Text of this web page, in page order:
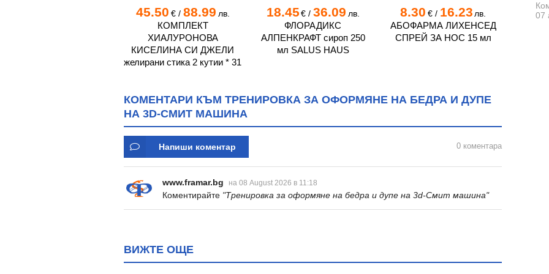
45.50 €/ 88.99 лв.
КОМПЛЕКТ
ХИАЛУРОНОВА
КИСЕЛИНА СИ ДЖЕЛИ
желирани стика 2 кутии * 31
18.45 € /36.09 лв.
ФЛОРАДИКС
АЛПЕНКРАФТ сироп 250
мл SALUS HAUS
8.30 €/ 16.23 лв.
АБОФАРМА ЛИХЕНСЕД
СПРЕЙ ЗА НОС 15 мл
КОМЕНТАРИ КЪМ ТРЕНИРОВКА ЗА ОФОРМЯНЕ НА БЕДРА И ДУПЕ
НА 3D-СМИТ МАШИНА
Напиши коментар 0 коментара
www.framar.bg на 08 August 2026 в 11:18
Коментирайте "Тренировка за оформяне на бедра и дупе на 3d-Смит машина"
ВИЖТЕ ОЩЕ
07